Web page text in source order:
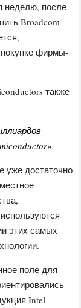
неделю, после
Broadcom
фирмы-
также
уже достаточно
этих самых
поле для
Intel